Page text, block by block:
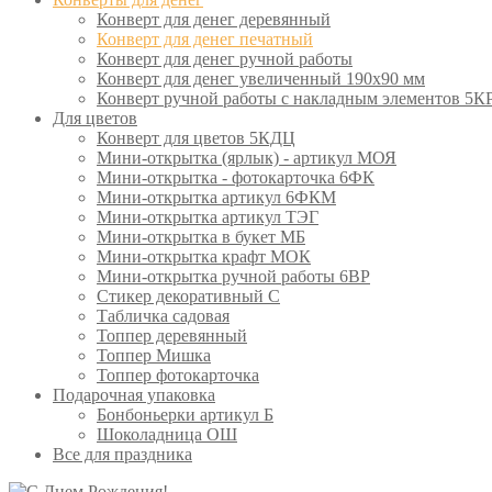
Конверт для денег деревянный
Конверт для денег печатный
Конверт для денег ручной работы
Конверт для денег увеличенный 190х90 мм
Конверт ручной работы с накладным элементов
Для цветов
Конверт для цветов 5КДЦ
Мини-открытка (ярлык) - артикул МОЯ
Мини-открытка - фотокарточка 6ФК
Мини-открытка артикул 6ФКМ
Мини-открытка артикул ТЭГ
Мини-открытка в букет МБ
Мини-открытка крафт МОК
Мини-открытка ручной работы 6ВР
Стикер декоративный С
Табличка садовая
Топпер деревянный
Топпер Мишка
Топпер фотокарточка
Подарочная упаковка
Бонбоньерки артикул Б
Шоколадница ОШ
Все для праздника